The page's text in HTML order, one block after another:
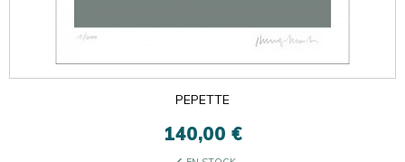
PEPETTE
140,00 €
ok